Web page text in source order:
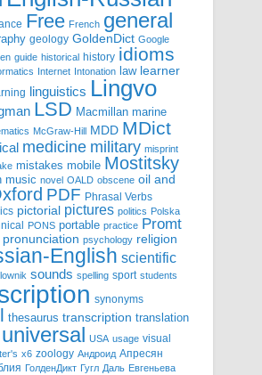
Free French general
geology GoldenDict Google
guide historical history idioms
Internet Intonation law learner
linguistics Lingvo
LSD Macmillan marine
McGraw-Hill MDD MDict
medicine military misprint
mistakes mobile Mostitsky
music novel OALD obscene oil and
PDF Phrasal Verbs
pictorial pictures politics Polska
PONS portable practice Promt
pronunciation psychology religion
English scientific
sounds spelling sport students
synonyms
thesaurus transcription translation
universal USA usage visual
x6 zoology Андроид Апресян
ГолденДикт Гугл Даль Евгеньева